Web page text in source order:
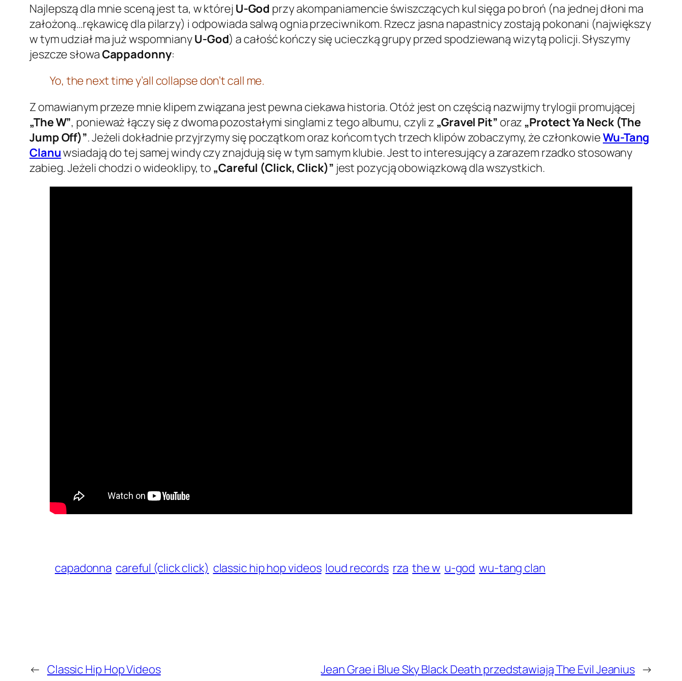
Najlepszą dla mnie sceną jest ta, w której U-God przy akompaniamencie świszczących kul sięga po broń (na jednej dłoni ma
założoną…rękawicę dla pilarzy) i odpowiada salwą ognia przeciwnikom. Rzecz jasna napastnicy zostają pokonani (największy
w tym udział ma już wspomnianyU-God) a całość kończy się ucieczką grupy przed spodziewaną wizytą policji. Słyszymy
jeszcze słowaCappadonny:
Yo, the next time y’all collapse don’t call me.
Z omawianym przeze mnie klipem związana jest pewna ciekawa historia. Otóż jest on częścią nazwijmy trylogii promującej
„The W”, ponieważ łączy się z dwoma pozostałymi singlami z tego albumu, czyli z „Gravel Pit” oraz „Protect Ya Neck (The
Jump Off)”. Jeżeli dokładnie przyjrzymy się początkom oraz końcom tych trzech klipów zobaczymy, że członkowieWu-Tang
Clanuwsiadają do tej samej windy czy znajdują się w tym samym klubie. Jest to interesujący a zarazem rzadko stosowany
zabieg. Jeżeli chodzi o wideoklipy, to „Careful (Click, Click)” jest pozycją obowiązkową dla wszystkich.
capadonna careful (click click) classic hip hop videos loud records rza the w u-god wu-tang clan
← Classic Hip Hop Videos Jean Grae i Blue Sky Black Death przedstawiają The Evil Jeanius →